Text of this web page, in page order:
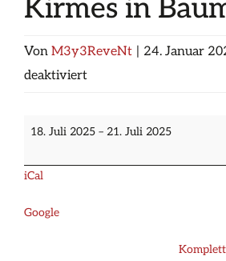
Veranstaltungen
Weihnachten
Kontakt
Kirmes in
Von M3y3ReveNt 24. Januar
deaktiviertfür
Kirmes
Baumbach
18. Juli 2025 – 21. Juli 2025
iCal
Google